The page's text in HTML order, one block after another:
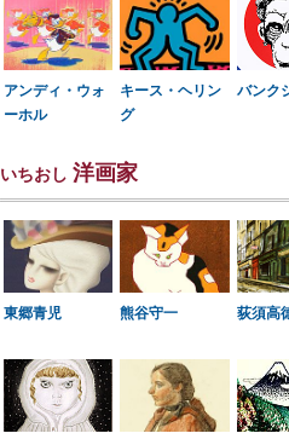
アンディ・ウォ
ーホル
キース・ヘリン
グ
バンク
いちおし 洋画家
東郷青児 熊谷守一 荻須高